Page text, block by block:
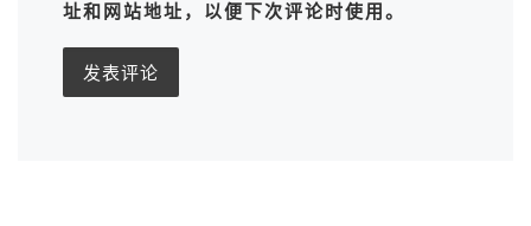
址和网站地址，以便下次评论时使用。